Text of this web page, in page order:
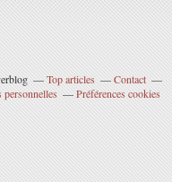
Top articles
Contact
personnelles Préférences cookies